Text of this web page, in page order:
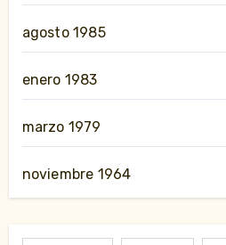
agosto 1985
enero 1983
marzo 1979
noviembre 1964